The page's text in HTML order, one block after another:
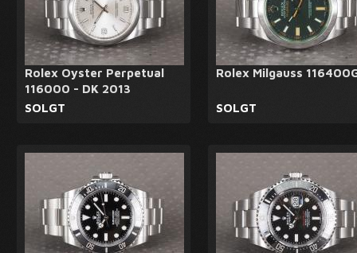
Rolex Oyster Perpetual
116000 - DK 2013
SOLGT
Rolex Milgauss
SOLGT